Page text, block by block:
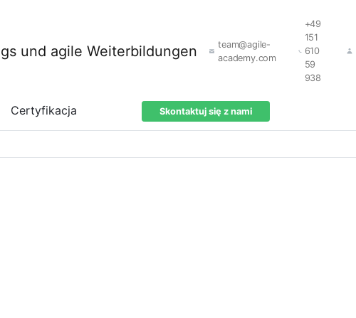
team@agile-
academy.com
+49
151
610
59
938
Certyfikacja Skontaktuj się z nami